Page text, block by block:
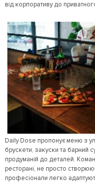
від корпоративу до
Daily Dose пропонує меню з
брускети, закуски та барний
продуманій до деталей.
ресторані, не просто
професіонали легко